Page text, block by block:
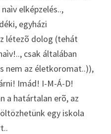
elképzelés..,
egyházi
létezõ dolog (tehát
csak általában
nem az életkoromat..)),
Imád! I-M-Á-D!
a határtalan erõ, az
egy iskola